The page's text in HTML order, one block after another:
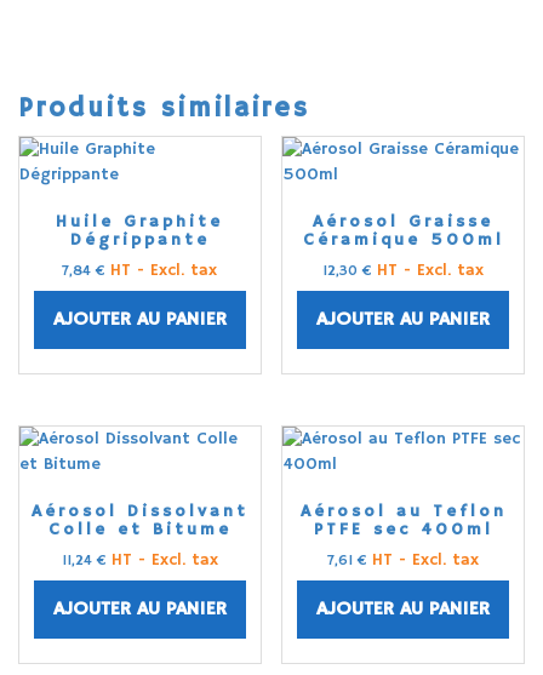
Produits similaires
Huile Graphite
Dégrippante
7,84€ HT - Excl. tax
AJOUTER AU PANIER
Aérosol Graisse
Céramique 500ml
12,30€ HT - Excl. tax
AJOUTER AU PANIER
Aérosol Dissolvant
Colle et Bitume
11,24 € HT - Excl. tax
AJOUTER AU PANIER
Aérosol au Teflon
PTFE sec 400ml
7,61€ HT - Excl. tax
AJOUTER AU PANIER